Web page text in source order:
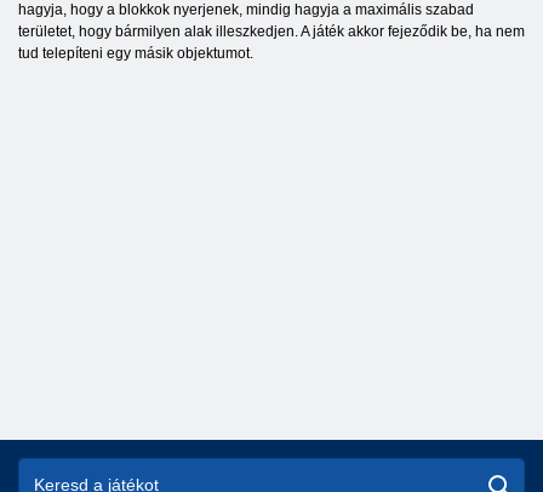
hagyja, hogy a blokkok nyerjenek, mindig hagyja a maximális szabad
területet, hogy bármilyen alak illeszkedjen. A játék akkor fejeződik be, ha nem
tud telepíteni egy másik objektumot.